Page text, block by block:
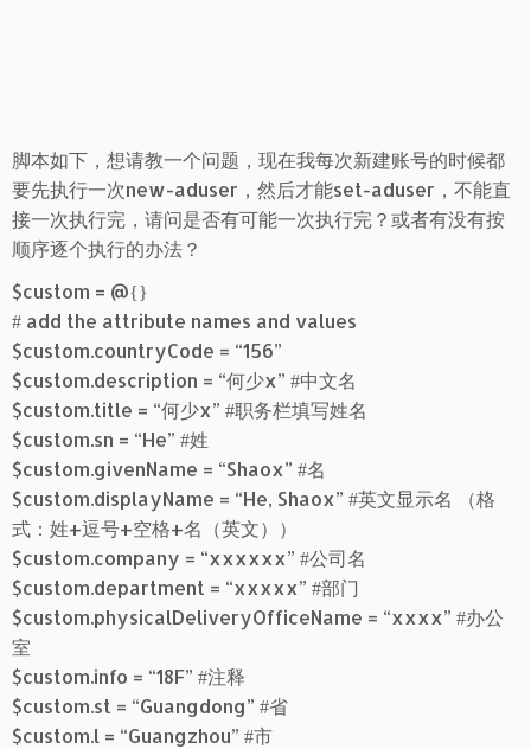
脚本如下，想请教一个问题，现在我每次新建账号的时候都
要先执行一次new-aduser，然后才能set-aduser，不能直
接一次执行完，请问是否有可能一次执行完？或者有没有按
顺序逐个执行的办法？
$custom = @{}
# add the attribute names and values
$custom.countryCode = “156”
$custom.description = “何少x” #中文名
$custom.title = “何少x” #职务栏填写姓名
$custom.sn = “He” #姓
$custom.givenName = “Shaox” #名
$custom.displayName = “He, Shaox” #英文显示名 （格
式：姓+逗号+空格+名（英文））
$custom.company = “xxxxxx” #公司名
$custom.department = “xxxxx” #部门
$custom.physicalDeliveryOfficeName = “xxxx” #办公
室
$custom.info = “18F” #注释
$custom.st = “Guangdong” #省
$custom.l = “Guangzhou” #市